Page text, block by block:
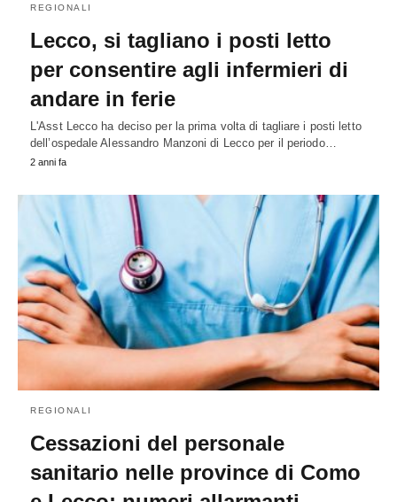
REGIONALI
Lecco, si tagliano i posti letto
per consentire agli infermieri di
andare in ferie
L'Asst Lecco ha deciso per la prima volta di tagliare i posti letto
dell’ospedale Alessandro Manzoni di Lecco per il periodo…
2 anni fa
REGIONALI
Cessazioni del personale
sanitario nelle province di Como